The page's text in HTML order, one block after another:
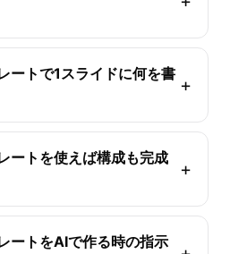
ートで1スライドに何を書
ートを使えば構成も完成
ートをAIで作る時の指示